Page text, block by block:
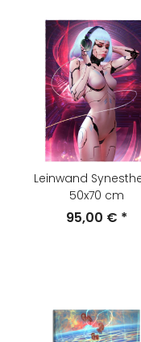
Leinwand
50x70 cm
95,00 € *